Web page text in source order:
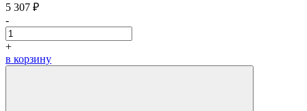
5 307 ₽
-
+
в корзину